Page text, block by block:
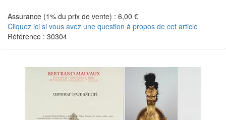
Assurance (1% du prix de vente) : 6,00 €
Cliquez ici si vous avez une question à propos de cet article
Référence : 30304